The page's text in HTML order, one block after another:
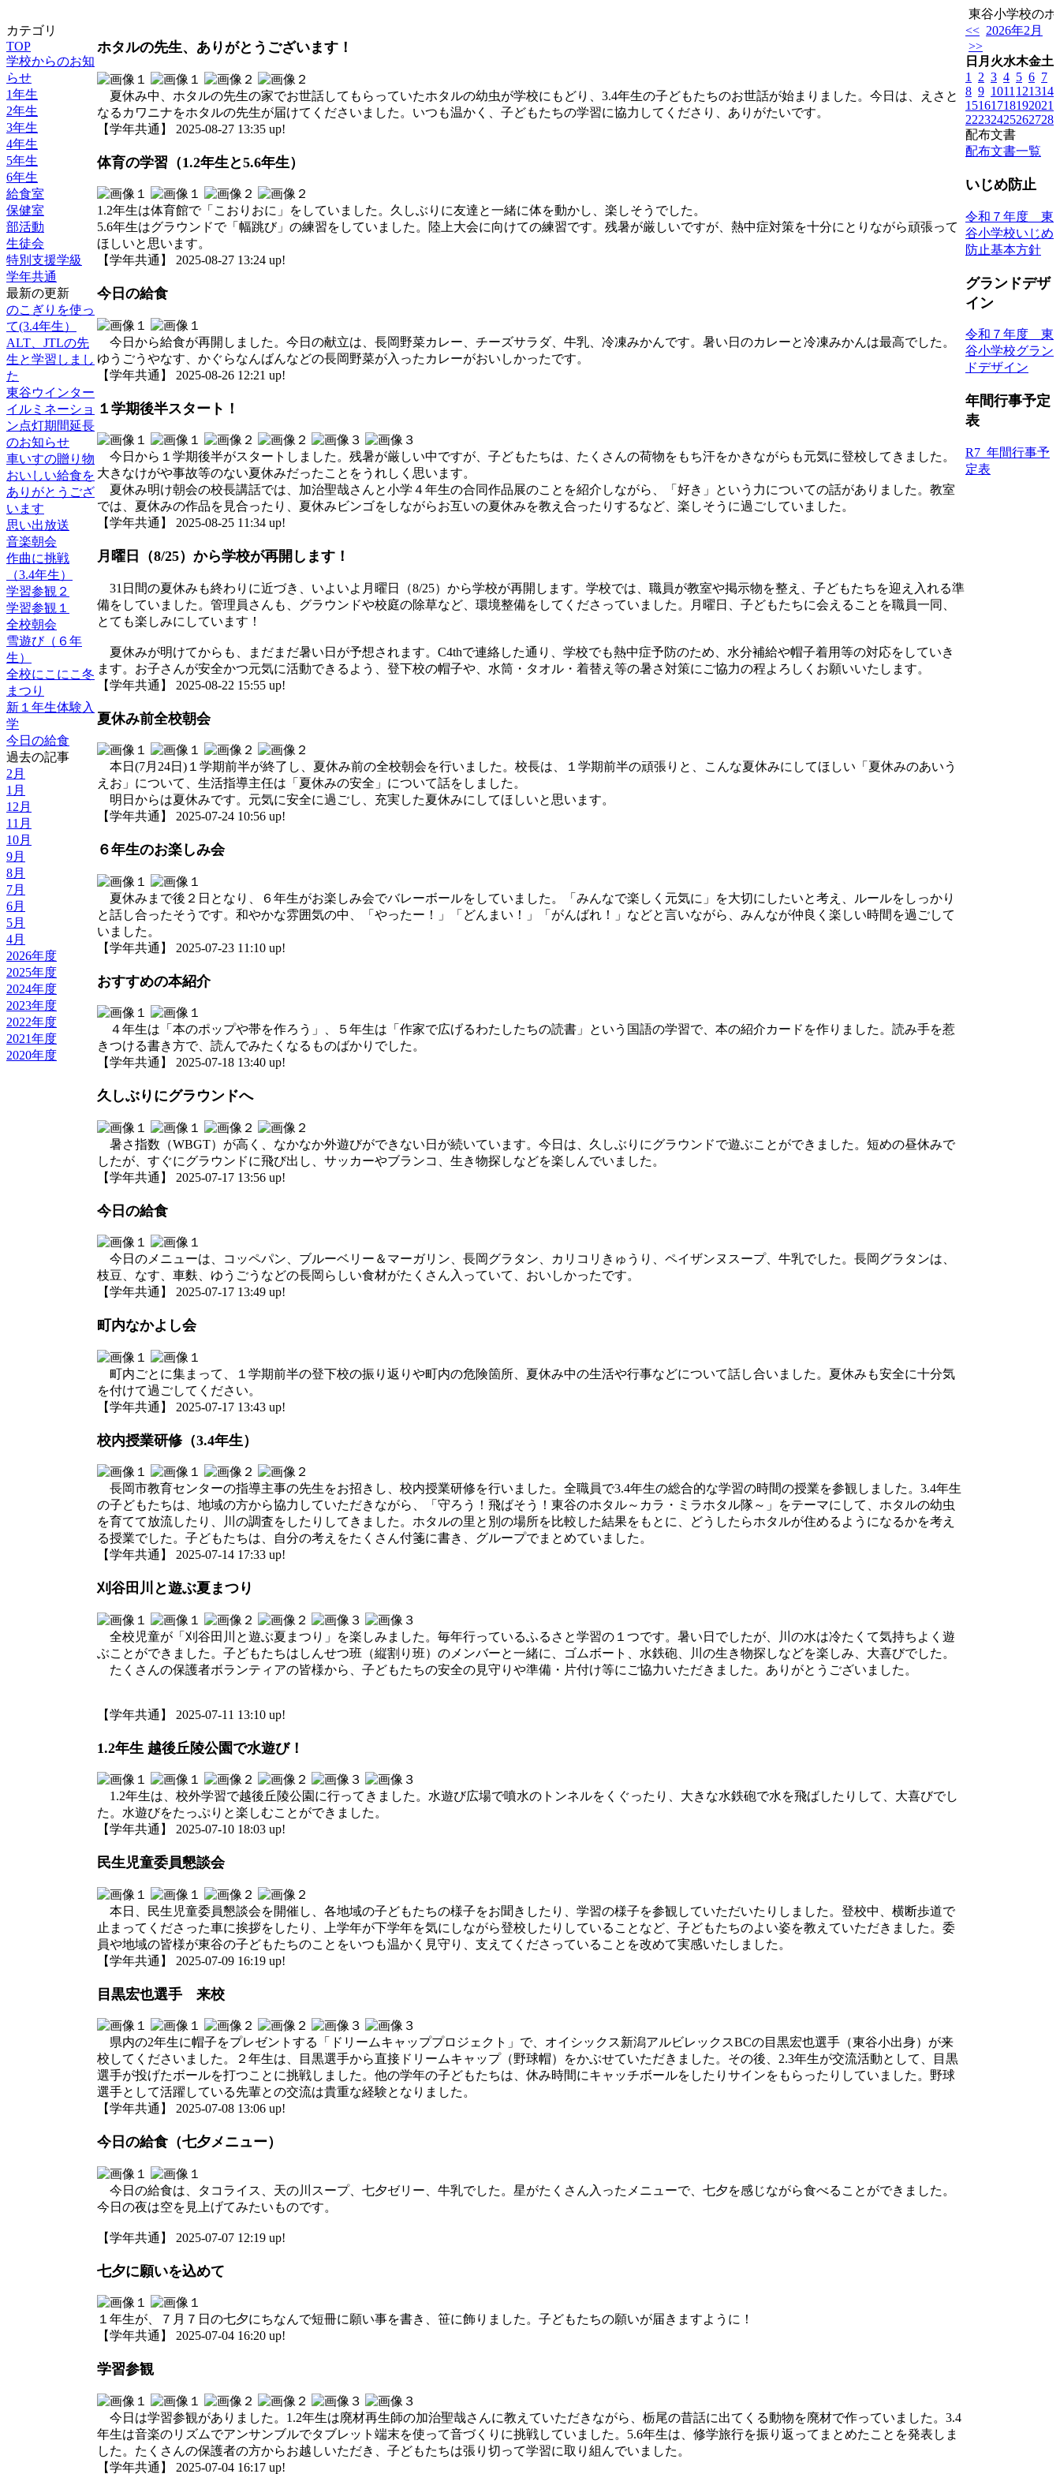
東谷小学校のホ
カテゴリ
TOP
学校からのお知
らせ
1年生
2年生
3年生
4年生
5年生
6年生
給食室
保健室
部活動
生徒会
特別支援学級
学年共通
最新の更新
のこぎりを使っ
て(3.4年生）
ALT、JTLの先
生と学習しまし
た
東谷ウインター
イルミネーショ
ン点灯期間延長
のお知らせ
車いすの贈り物
おいしい給食を
ありがとうござ
います
思い出放送
音楽朝会
作曲に挑戦
（3.4年生）
学習参観２
学習参観１
全校朝会
雪遊び（６年
生）
全校にこにこ冬
まつり
新１年生体験入
学
今日の給食
過去の記事
2月
1月
12月
11月
10月
9月
8月
7月
6月
5月
4月
2026年度
2025年度
2024年度
2023年度
2022年度
2021年度
2020年度
ホタルの先生、ありがとうございます！
夏休み中、ホタルの先生の家でお世話してもらっていたホタルの幼虫が学校にもどり、3.4年生の子どもたちのお世話が始まりました。今日は、えさと
なるカワニナをホタルの先生が届けてくださいました。いつも温かく、子どもたちの学習に協力してくださり、ありがたいです。
【学年共通】 2025-08-27 13:35 up!
体育の学習（1.2年生と5.6年生）
1.2年生は体育館で「こおりおに」をしていました。久しぶりに友達と一緒に体を動かし、楽しそうでした。
5.6年生はグラウンドで「幅跳び」の練習をしていました。陸上大会に向けての練習です。残暑が厳しいですが、熱中症対策を十分にとりながら頑張って
ほしいと思います。
【学年共通】 2025-08-27 13:24 up!
今日の給食
今日から給食が再開しました。今日の献立は、長岡野菜カレー、チーズサラダ、牛乳、冷凍みかんです。暑い日のカレーと冷凍みかんは最高でした。
ゆうごうやなす、かぐらなんばんなどの長岡野菜が入ったカレーがおいしかったです。
【学年共通】 2025-08-26 12:21 up!
１学期後半スタート！
今日から１学期後半がスタートしました。残暑が厳しい中ですが、子どもたちは、たくさんの荷物をもち汗をかきながらも元気に登校してきました。
大きなけがや事故等のない夏休みだったことをうれしく思います。
夏休み明け朝会の校長講話では、加治聖哉さんと小学４年生の合同作品展のことを紹介しながら、「好き」という力についての話がありました。教室
では、夏休みの作品を見合ったり、夏休みビンゴをしながらお互いの夏休みを教え合ったりするなど、楽しそうに過ごしていました。
【学年共通】 2025-08-25 11:34 up!
月曜日（8/25）から学校が再開します！
31日間の夏休みも終わりに近づき、いよいよ月曜日（8/25）から学校が再開します。学校では、職員が教室や掲示物を整え、子どもたちを迎え入れる準
備をしていました。管理員さんも、グラウンドや校庭の除草など、環境整備をしてくださっていました。月曜日、子どもたちに会えることを職員一同、
とても楽しみにしています！
夏休みが明けてからも、まだまだ暑い日が予想されます。C4thで連絡した通り、学校でも熱中症予防のため、水分補給や帽子着用等の対応をしていき
ます。お子さんが安全かつ元気に活動できるよう、登下校の帽子や、水筒・タオル・着替え等の暑さ対策にご協力の程よろしくお願いいたします。
【学年共通】 2025-08-22 15:55 up!
夏休み前全校朝会
本日(7月24日)１学期前半が終了し、夏休み前の全校朝会を行いました。校長は、１学期前半の頑張りと、こんな夏休みにしてほしい「夏休みのあいう
えお」について、生活指導主任は「夏休みの安全」について話をしました。
明日からは夏休みです。元気に安全に過ごし、充実した夏休みにしてほしいと思います。
【学年共通】 2025-07-24 10:56 up!
６年生のお楽しみ会
夏休みまで後２日となり、６年生がお楽しみ会でバレーボールをしていました。「みんなで楽しく元気に」を大切にしたいと考え、ルールをしっかり
と話し合ったそうです。和やかな雰囲気の中、「やったー！」「どんまい！」「がんばれ！」などと言いながら、みんなが仲良く楽しい時間を過ごして
いました。
【学年共通】 2025-07-23 11:10 up!
おすすめの本紹介
４年生は「本のポップや帯を作ろう」、５年生は「作家で広げるわたしたちの読書」という国語の学習で、本の紹介カードを作りました。読み手を惹
きつける書き方で、読んでみたくなるものばかりでした。
【学年共通】 2025-07-18 13:40 up!
久しぶりにグラウンドへ
暑さ指数（WBGT）が高く、なかなか外遊びができない日が続いています。今日は、久しぶりにグラウンドで遊ぶことができました。短めの昼休みで
したが、すぐにグラウンドに飛び出し、サッカーやブランコ、生き物探しなどを楽しんでいました。
【学年共通】 2025-07-17 13:56 up!
今日の給食
今日のメニューは、コッペパン、ブルーベリー＆マーガリン、長岡グラタン、カリコリきゅうり、ペイザンヌスープ、牛乳でした。長岡グラタンは、
枝豆、なす、車麩、ゆうごうなどの長岡らしい食材がたくさん入っていて、おいしかったです。
【学年共通】 2025-07-17 13:49 up!
町内なかよし会
町内ごとに集まって、１学期前半の登下校の振り返りや町内の危険箇所、夏休み中の生活や行事などについて話し合いました。夏休みも安全に十分気
を付けて過ごしてください。
【学年共通】 2025-07-17 13:43 up!
校内授業研修（3.4年生）
長岡市教育センターの指導主事の先生をお招きし、校内授業研修を行いました。全職員で3.4年生の総合的な学習の時間の授業を参観しました。3.4年生
の子どもたちは、地域の方から協力していただきながら、「守ろう！飛ばそう！東谷のホタル～カラ・ミラホタル隊～」をテーマにして、ホタルの幼虫
を育てて放流したり、川の調査をしたりしてきました。ホタルの里と別の場所を比較した結果をもとに、どうしたらホタルが住めるようになるかを考え
る授業でした。子どもたちは、自分の考えをたくさん付箋に書き、グループでまとめていました。
【学年共通】 2025-07-14 17:33 up!
刈谷田川と遊ぶ夏まつり
全校児童が「刈谷田川と遊ぶ夏まつり」を楽しみました。毎年行っているふるさと学習の１つです。暑い日でしたが、川の水は冷たくて気持ちよく遊
ぶことができました。子どもたちはしんせつ班（縦割り班）のメンバーと一緒に、ゴムボート、水鉄砲、川の生き物探しなどを楽しみ、大喜びでした。
たくさんの保護者ボランティアの皆様から、子どもたちの安全の見守りや準備・片付け等にご協力いただきました。ありがとうございました。
【学年共通】 2025-07-11 13:10 up!
1.2年生 越後丘陵公園で水遊び！
1.2年生は、校外学習で越後丘陵公園に行ってきました。水遊び広場で噴水のトンネルをくぐったり、大きな水鉄砲で水を飛ばしたりして、大喜びでし
た。水遊びをたっぷりと楽しむことができました。
【学年共通】 2025-07-10 18:03 up!
民生児童委員懇談会
本日、民生児童委員懇談会を開催し、各地域の子どもたちの様子をお聞きしたり、学習の様子を参観していただいたりしました。登校中、横断歩道で
止まってくださった車に挨拶をしたり、上学年が下学年を気にしながら登校したりしていることなど、子どもたちのよい姿を教えていただきました。委
員や地域の皆様が東谷の子どもたちのことをいつも温かく見守り、支えてくださっていることを改めて実感いたしました。
【学年共通】 2025-07-09 16:19 up!
目黒宏也選手 来校
県内の2年生に帽子をプレゼントする「ドリームキャッププロジェクト」で、オイシックス新潟アルビレックスBCの目黒宏也選手（東谷小出身）が来
校してくださいました。２年生は、目黒選手から直接ドリームキャップ（野球帽）をかぶせていただきました。その後、2.3年生が交流活動として、目黒
選手が投げたボールを打つことに挑戦しました。他の学年の子どもたちは、休み時間にキャッチボールをしたりサインをもらったりしていました。野球
選手として活躍している先輩との交流は貴重な経験となりました。
【学年共通】 2025-07-08 13:06 up!
今日の給食（七夕メニュー）
今日の給食は、タコライス、天の川スープ、七夕ゼリー、牛乳でした。星がたくさん入ったメニューで、七夕を感じながら食べることができました。
今日の夜は空を見上げてみたいものです。
【学年共通】 2025-07-07 12:19 up!
七夕に願いを込めて
１年生が、７月７日の七夕にちなんで短冊に願い事を書き、笹に飾りました。子どもたちの願いが届きますように！
【学年共通】 2025-07-04 16:20 up!
学習参観
今日は学習参観がありました。1.2年生は廃材再生師の加治聖哉さんに教えていただきながら、栃尾の昔話に出てくる動物を廃材で作っていました。3.4
年生は音楽のリズムでアンサンブルでタブレット端末を使って音づくりに挑戦していました。5.6年生は、修学旅行を振り返ってまとめたことを発表しま
した。たくさんの保護者の方からお越しいただき、子どもたちは張り切って学習に取り組んでいました。
【学年共通】 2025-07-04 16:17 up!
<< 2026年2月
>>
日 月 火水木金土
1
2 3 4 5 6 7
8 9 1011 121314
15161718192021
22232425262728
配布文書
配布文書一覧
いじめ防止
令和７年度 東
谷小学校いじめ
防止基本方針
グランドデザ
イン
令和７年度 東
谷小学校グラン
ドデザイン
年間行事予定
表
R7_年間行事予
定表